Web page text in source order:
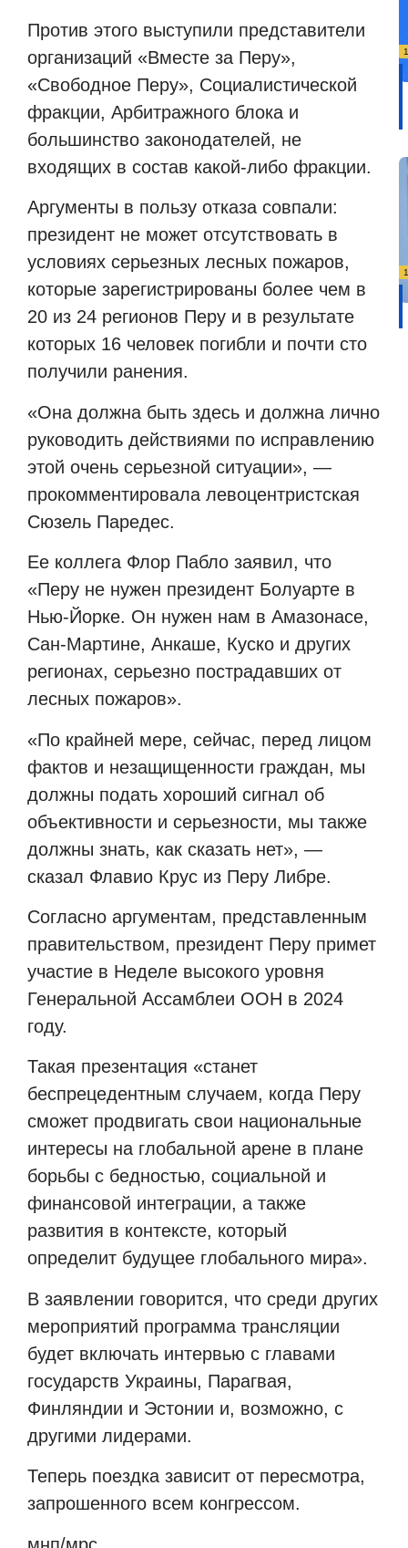
Против этого выступили представители
организаций «Вместе за Перу»,
«Свободное Перу», Социалистической
фракции, Арбитражного блока и
большинство законодателей, не
входящих в состав какой-либо фракции.
Аргументы в пользу отказа совпали:
президент не может отсутствовать в
условиях серьезных лесных пожаров,
которые зарегистрированы более чем в
20 из 24 регионов Перу и в результате
которых 16 человек погибли и почти сто
получили ранения.
«Она должна быть здесь и должна лично
руководить действиями по исправлению
этой очень серьезной ситуации», —
прокомментировала левоцентристская
Сюзель Паредес.
Ее коллега Флор Пабло заявил, что
«Перу не нужен президент Болуарте в
Нью-Йорке. Он нужен нам в Амазонасе,
Сан-Мартине, Анкаше, Куско и других
регионах, серьезно пострадавших от
лесных пожаров».
«По крайней мере, сейчас, перед лицом
фактов и незащищенности граждан, мы
должны подать хороший сигнал об
объективности и серьезности, мы также
должны знать, как сказать нет», —
сказал Флавио Крус из Перу Либре.
Согласно аргументам, представленным
правительством, президент Перу примет
участие в Неделе высокого уровня
Генеральной Ассамблеи ООН в 2024
году.
Такая презентация «станет
беспрецедентным случаем, когда Перу
сможет продвигать свои национальные
интересы на глобальной арене в плане
борьбы с бедностью, социальной и
финансовой интеграции, а также
развития в контексте, который
определит будущее глобального мира».
В заявлении говорится, что среди других
мероприятий программа трансляции
будет включать интервью с главами
государств Украины, Парагвая,
Финляндии и Эстонии и, возможно, с
другими лидерами.
Теперь поездка зависит от пересмотра,
запрошенного всем конгрессом.
мнп/мрс